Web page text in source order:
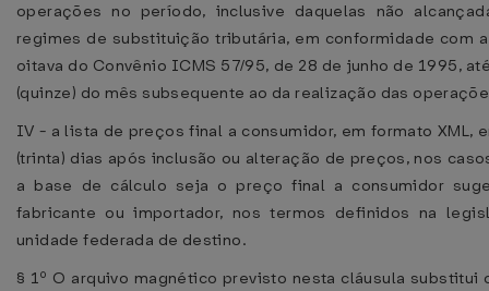
operações no período, inclusive daquelas não
regimes de substituição tributária, em conformidade com
oitava do Convênio ICMS 57/95, de 28 de junho de 1995,
(quinze) do mês subsequente ao da realização das
IV - a lista de preços final a consumidor, em formato XML,
(trinta) dias após inclusão ou alteração de preços, nos
a base de cálculo seja o preço final a consumidor
fabricante ou importador, nos termos definidos na
unidade federada de destino.
§ 1º O arquivo magnético previsto nesta cláusula substitui